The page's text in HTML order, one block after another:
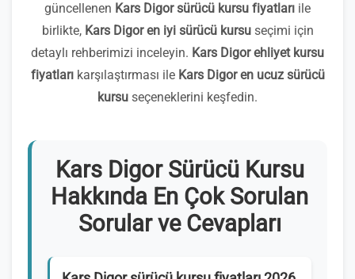
güncellenen Kars Digor sürücü kursu fiyatları ile
birlikte, Kars Digor en iyi sürücü kursuseçimi için
detaylı rehberimizi inceleyin. Kars Digor ehliyet kursu
fiyatlarıkarşılaştırması ile Kars Digor en ucuz sürücü
kursu seçeneklerini keşfedin.
Kars Digor Sürücü Kursu
Hakkında En Çok Sorulan
Sorular ve Cevapları